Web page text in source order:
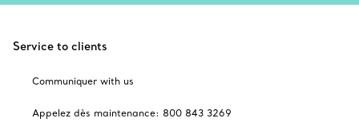
Service to clients
Communiquer with us
Appelez dès maintenance: 800 843 3269